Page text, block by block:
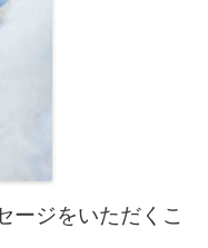
ージをいただくこ